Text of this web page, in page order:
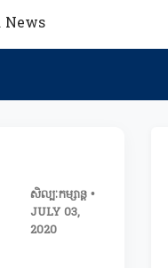
សិល្បៈកម្សាន្ត •
JULY 03,
2020